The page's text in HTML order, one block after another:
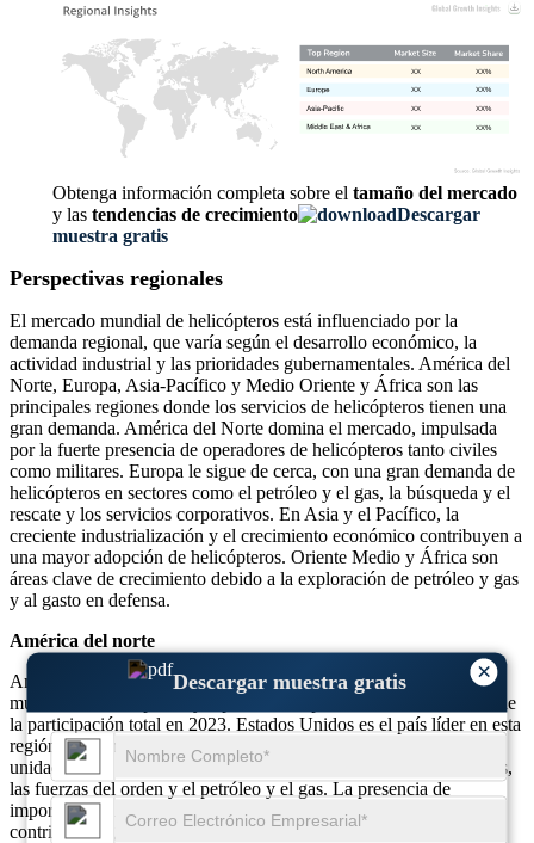
×
Descargar muestra gratis
XX%
XX
XX%
XX
XX%
XX
XX%
XX
Obtenga información completa sobre el tamaño del mercado
y las tendencias de crecimiento
Descargar
muestra gratis
Perspectivas regionales
El mercado mundial de helicópteros está influenciado por la
demanda regional, que varía según el desarrollo económico, la
actividad industrial y las prioridades gubernamentales. América del
Norte, Europa, Asia-Pacífico y Medio Oriente y África son las
principales regiones donde los servicios de helicópteros tienen una
gran demanda. América del Norte domina el mercado, impulsada
por la fuerte presencia de operadores de helicópteros tanto civiles
como militares. Europa le sigue de cerca, con una gran demanda de
helicópteros en sectores como el petróleo y el gas, la búsqueda y el
rescate y los servicios corporativos. En Asia y el Pacífico, la
creciente industrialización y el crecimiento económico contribuyen a
una mayor adopción de helicópteros. Oriente Medio y África son
áreas clave de crecimiento debido a la exploración de petróleo y gas
y al gasto en defensa.
América del norte
América del Norte ocupa una posición dominante en el mercado
mundial de helicópteros y representará aproximadamente el 35% de
la participación total en 2023. Estados Unidos es el país líder en esta
región, con una sólida flota de helicópteros de más de 10.000
unidades, que cubre sectores como el militar, los servicios médicos,
las fuerzas del orden y el petróleo y el gas. La presencia de
importantes fabricantes como Bell Helicopter Textron y Boeing
contribuye significativamente al dominio de la región. En 2023, el